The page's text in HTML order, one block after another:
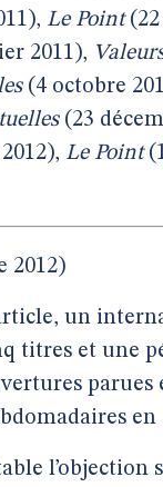
Le Point(22
2011),
(4 octobre
(23
Le Point
2012)
un
titres et une